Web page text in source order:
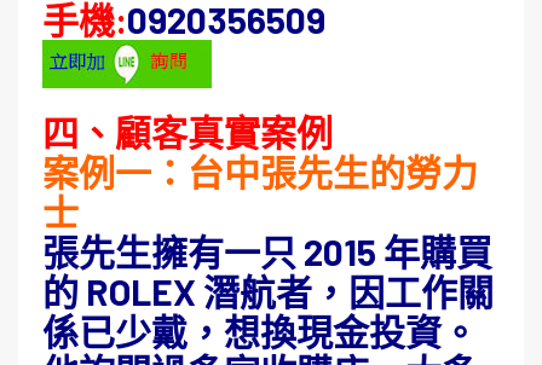
手機:0920356509
四、顧客真實案例
案例一：台中張先生的勞力
士
張先生擁有一只 2015 年購買
的 ROLEX 潛航者，因工作關
係已少戴，想換現金投資。